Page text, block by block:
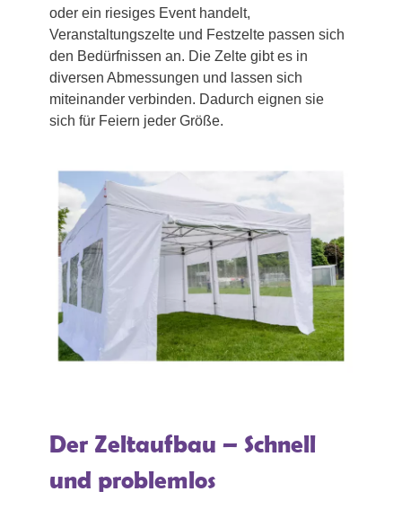
oder ein riesiges Event handelt,
Veranstaltungszelte und Festzelte passen sich
den Bedürfnissen an. Die Zelte gibt es in
diversen Abmessungen und lassen sich
miteinander verbinden. Dadurch eignen sie
sich für Feiern jeder Größe.
Der Zeltaufbau – Schnell
und problemlos